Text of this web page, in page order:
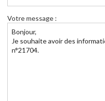
Votre message :